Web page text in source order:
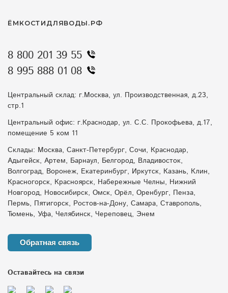
ЁМКОСТИДЛЯВОДЫ.РФ
8 800 201 39 55
8 995 888 01 08
Центральный склад: г.Москва, ул. Производственная, д.23,
стр.1
Центральный офис: г.Краснодар, ул. С.С. Прокофьева, д.17,
помещение 5 ком 11
Склады: Москва, Санкт-Петербург, Сочи, Краснодар,
Адыгейск, Артем, Барнаул, Белгород, Владивосток,
Волгоград, Воронеж, Екатеринбург, Иркутск, Казань, Клин,
Красногорск, Красноярск, Набережные Челны, Нижний
Новгород, Новосибирск, Омск, Орёл, Оренбург, Пенза,
Пермь, Пятигорск, Ростов-на-Дону, Самара, Ставрополь,
Тюмень, Уфа, Челябинск, Череповец, Энем
Обратная связь
Оставайтесь на связи